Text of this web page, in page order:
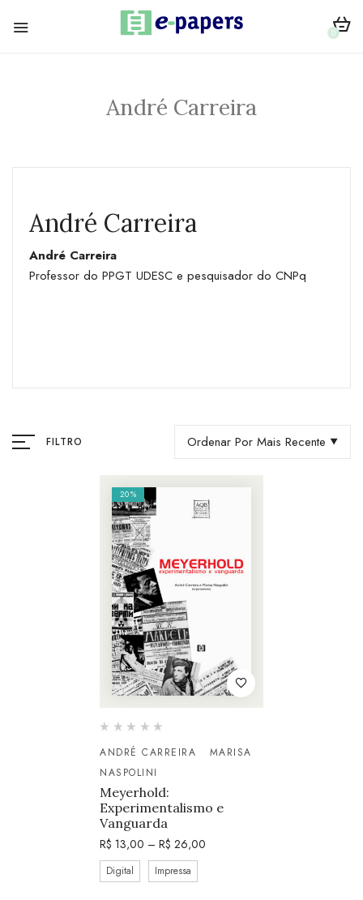
0
André Carreira
André Carreira
André Carreira
Professor do PPGT UDESC e pesquisador do CNPq
FILTRO Ordenar Por Mais Recente
20%
ANDRÉ CARREIRA
MARISA
NASPOLINI
Meyerhold:
Experimentalismo e
Vanguarda
R$ 13,00 – R$ 26,00
Digital Impressa